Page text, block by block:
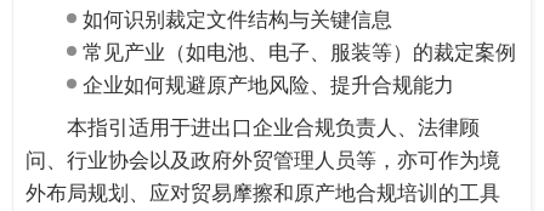
如何识别裁定文件结构与关键信息
常见产业（如电池、电子、服装等）的裁定案例
企业如何规避原产地风险、提升合规能力
本指引适用于进出口企业合规负责人、法律顾
问、行业协会以及政府外贸管理人员等，亦可作为境
外布局规划、应对贸易摩擦和原产地合规培训的工具